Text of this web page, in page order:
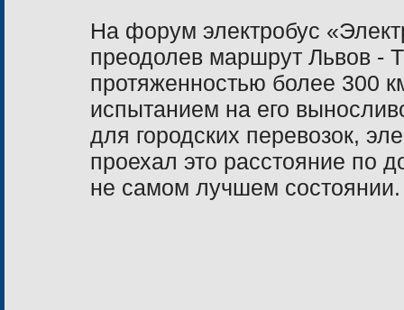
На форум электробус
преодолев маршрут Львов -
протяженностью более 300
испытанием на его
для городских перевозок,
проехал это расстояние по
не самом лучшем состоянии.